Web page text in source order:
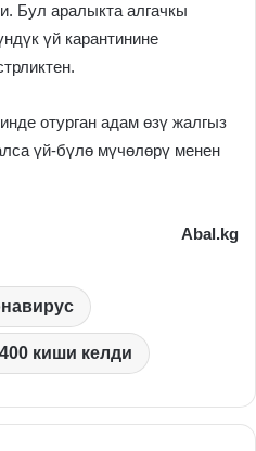
Бул аралыкта алгачкы
үй карантинине
отурган адам өзү жалгыз
үй-бүлө мүчөлөрү менен
Abal.kg
киши келди